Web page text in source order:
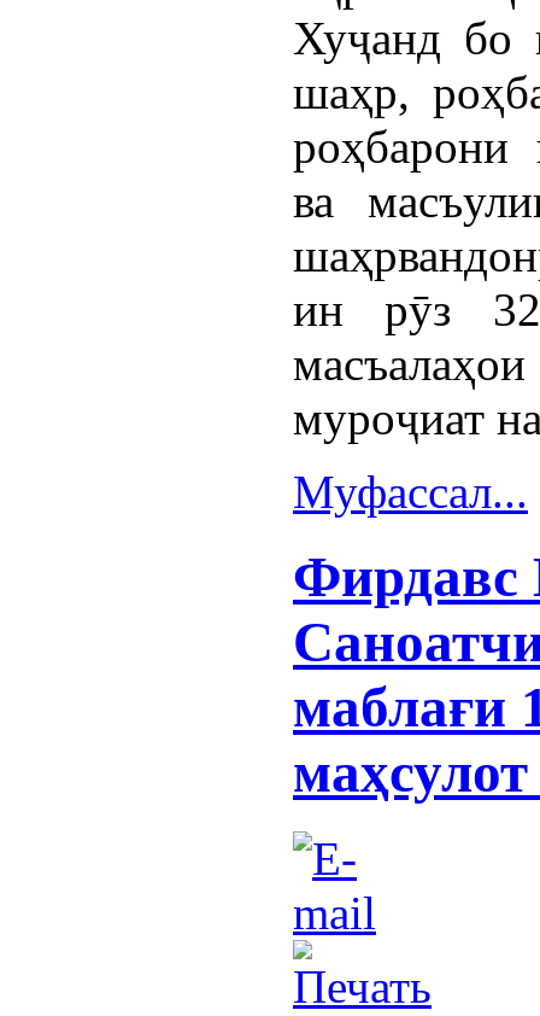
Хуҷанд бо
шаҳр,
роҳбарони
ва
ин рӯз
муроҷиат
Муфассал...
маблағи